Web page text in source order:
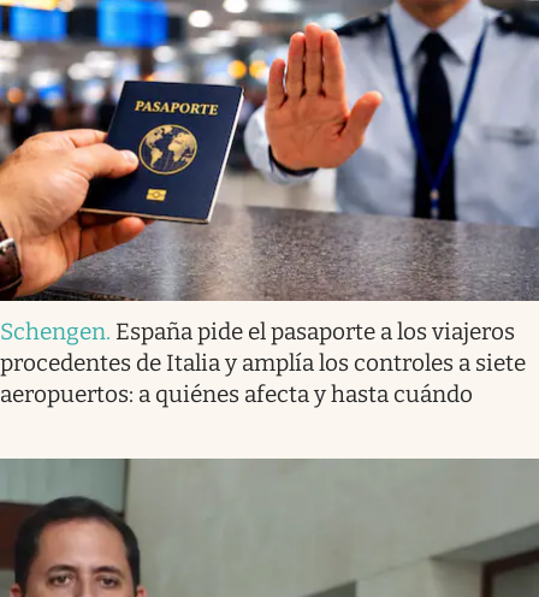
Schengen. España pide el pasaporte a los viajeros
procedentes de Italia y amplía los controles a siete
aeropuertos: a quiénes afecta y hasta cuándo